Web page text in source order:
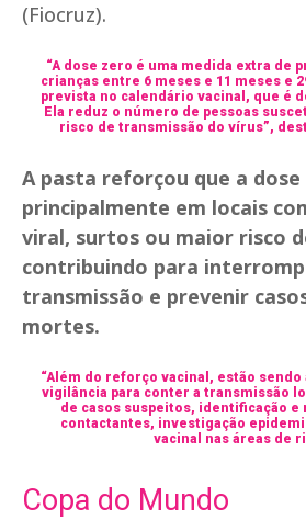
(Fiocruz).
“A dose zero é uma medida extra de
crianças entre 6 meses e 11 meses e
prevista no calendário vacinal, que é
Ela reduz o número de pessoas
risco de transmissão do vírus”,
A pasta reforçou que a dose
principalmente em locais
viral, surtos ou maior risco
contribuindo para
transmissão e prevenir
mortes.
“Além do reforço vacinal, estão sendo
vigilância para conter a transmissão
de casos suspeitos, identificação
contactantes, investigação
vacinal nas áreas de
Copa do Mundo